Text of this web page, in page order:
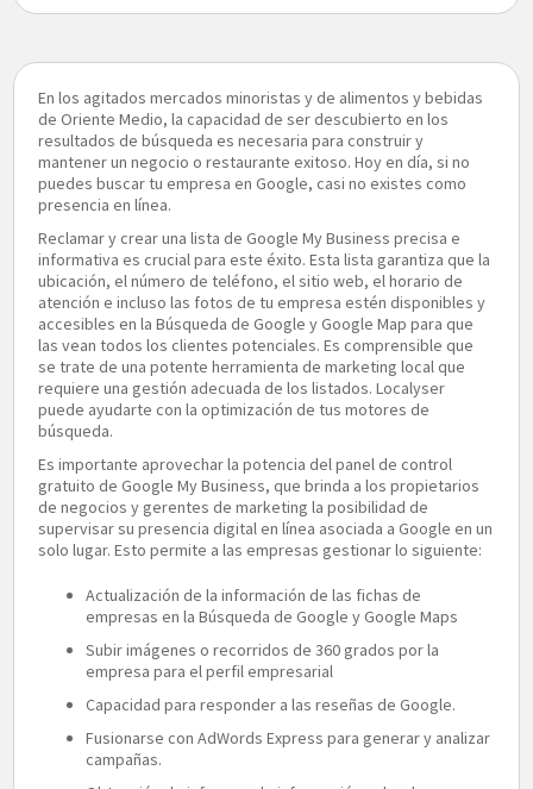
En los agitados mercados minoristas y de alimentos y bebidas
de Oriente Medio, la capacidad de ser descubierto en los
resultados de búsqueda es necesaria para construir y
mantener un negocio o restaurante exitoso. Hoy en día, si no
puedes buscar tu empresa en Google, casi no existes como
presencia en línea.
Reclamar y crear una lista de Google My Business precisa e
informativa es crucial para este éxito. Esta lista garantiza que la
ubicación, el número de teléfono, el sitio web, el horario de
atención e incluso las fotos de tu empresa estén disponibles y
accesibles en la Búsqueda de Google y Google Map para que
las vean todos los clientes potenciales. Es comprensible que
se trate de una potente herramienta de marketing local que
requiere una gestión adecuada de los listados. Localyser
puede ayudarte con la optimización de tus motores de
búsqueda.
Es importante aprovechar la potencia del panel de control
gratuito de Google My Business, que brinda a los propietarios
de negocios y gerentes de marketing la posibilidad de
supervisar su presencia digital en línea asociada a Google en un
solo lugar. Esto permite a las empresas gestionar lo siguiente:
Actualización de la información de las fichas de
empresas en la Búsqueda de Google y Google Maps
Subir imágenes o recorridos de 360 grados por la
empresa para el perfil empresarial
Capacidad para responder a las reseñas de Google.
Fusionarse con AdWords Express para generar y analizar
campañas.